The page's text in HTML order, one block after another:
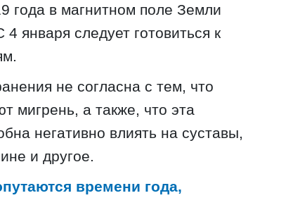
года в магнитном поле Земли
января следует готовиться к
не согласна с тем, что
мигрень, а также, что эта
негативно влиять на суставы,
и другое.
времени года,